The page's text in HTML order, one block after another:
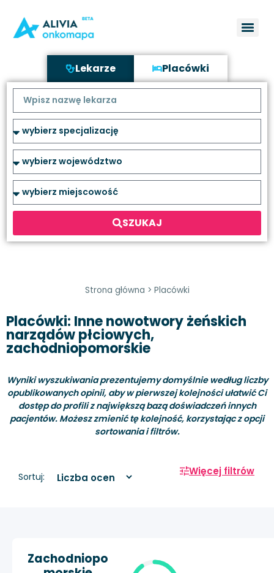
Lekarze Placówki
SZUKAJ
Strona główna > Placówki
Placówki: Inne nowotwory żeńskich
narządów płciowych,
zachodniopomorskie
Wyniki wyszukiwania prezentujemy domyślnie według liczby
opublikowanych opinii, aby w pierwszej kolejności ułatwić Ci
dostęp do profili z największą bazą doświadczeń innych
pacjentów. Możesz zmienić tę kolejność, korzystając z opcji
sortowania i filtrów.
Sortuj: Więcej filtrów
Zachodniopo